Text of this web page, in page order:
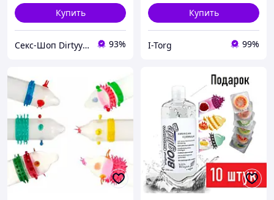
Купить
Секс-Шоп Dirtyyy - Включи любовь! 93%
Купить
I-Torg 99%